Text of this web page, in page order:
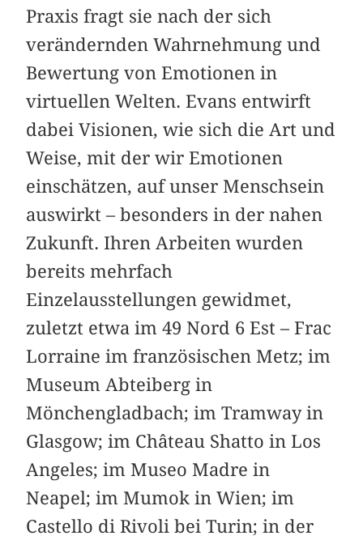
Praxis fragt sie nach der sich
verändernden Wahrnehmung und
Bewertung von Emotionen in
virtuellen Welten. Evans entwirft
dabei Visionen, wie sich die Art und
Weise, mit der wir Emotionen
einschätzen, auf unser Menschsein
auswirkt – besonders in der nahen
Zukunft. Ihren Arbeiten wurden
bereits mehrfach
Einzelausstellungen gewidmet,
zuletzt etwa im 49 Nord 6 Est – Frac
Lorraine im französischen Metz; im
Museum Abteiberg in
Mönchengladbach; im Tramway in
Glasgow; im Château Shatto in Los
Angeles; im Museo Madre in
Neapel; im Mumok in Wien; im
Castello di Rivoli bei Turin; in der